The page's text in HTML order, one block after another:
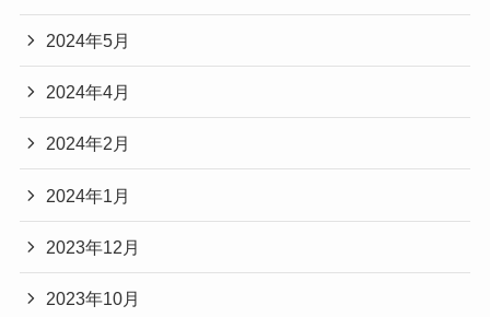
2024年5月
2024年4月
2024年2月
2024年1月
2023年12月
2023年10月